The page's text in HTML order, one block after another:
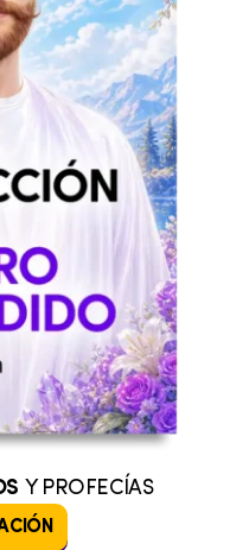
Y PROFECÍAS